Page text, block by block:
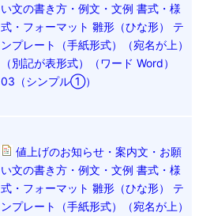
い文の書き方・例文・文例 書式・様
式・フォーマット 雛形（ひな形） テ
ンプレート（手紙形式）（宛名が上）
（別記が表形式）（ワード Word）
03（シンプル①）
値上げのお知らせ・案内文・お願
い文の書き方・例文・文例 書式・様
式・フォーマット 雛形（ひな形） テ
ンプレート（手紙形式）（宛名が上）